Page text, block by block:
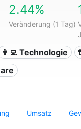
2.44%
Veränderung (1 Tag)
👩‍💻 Technologie
Umsatz